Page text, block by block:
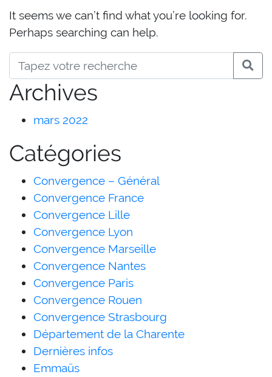
It seems we can’t find what you’re looking for.
Perhaps searching can help.
Archives
mars 2022
Catégories
Convergence – Général
Convergence France
Convergence Lille
Convergence Lyon
Convergence Marseille
Convergence Nantes
Convergence Paris
Convergence Rouen
Convergence Strasbourg
Département de la Charente
Dernières infos
Emmaüs